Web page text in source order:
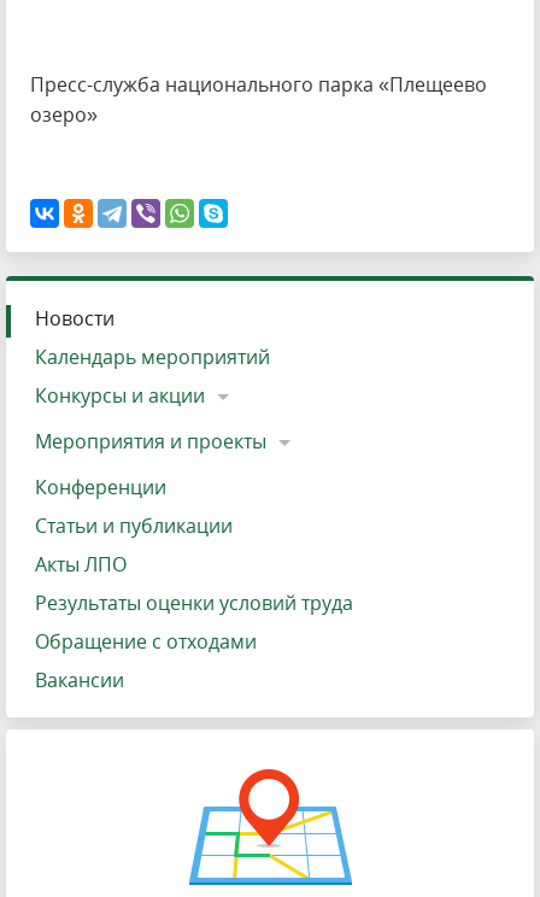
Пресс-служба национального парка «Плещеево
озеро»
Новости
Календарь мероприятий
Конкурсы и акции
Мероприятия и проекты
Конференции
Статьи и публикации
Акты ЛПО
Результаты оценки условий труда
Обращение с отходами
Вакансии